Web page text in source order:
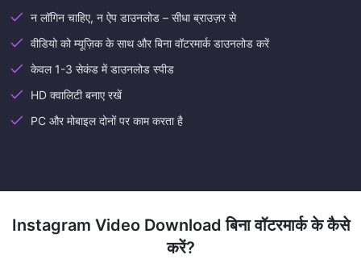
न लॉगिन चाहिए, न ऐप डाउनलोड – सीधा ब्राउज़र से
वीडियो को म्यूज़िक के साथ और बिना वॉटरमार्क डाउनलोड करें
केवल 1-3 सेकंड में डाउनलोड स्पीड
HD क्वालिटी बनाए रखें
PC और मोबाइल दोनों पर काम करता है
Instagram Video Download बिना वॉटरमार्क के कैसे
करें?